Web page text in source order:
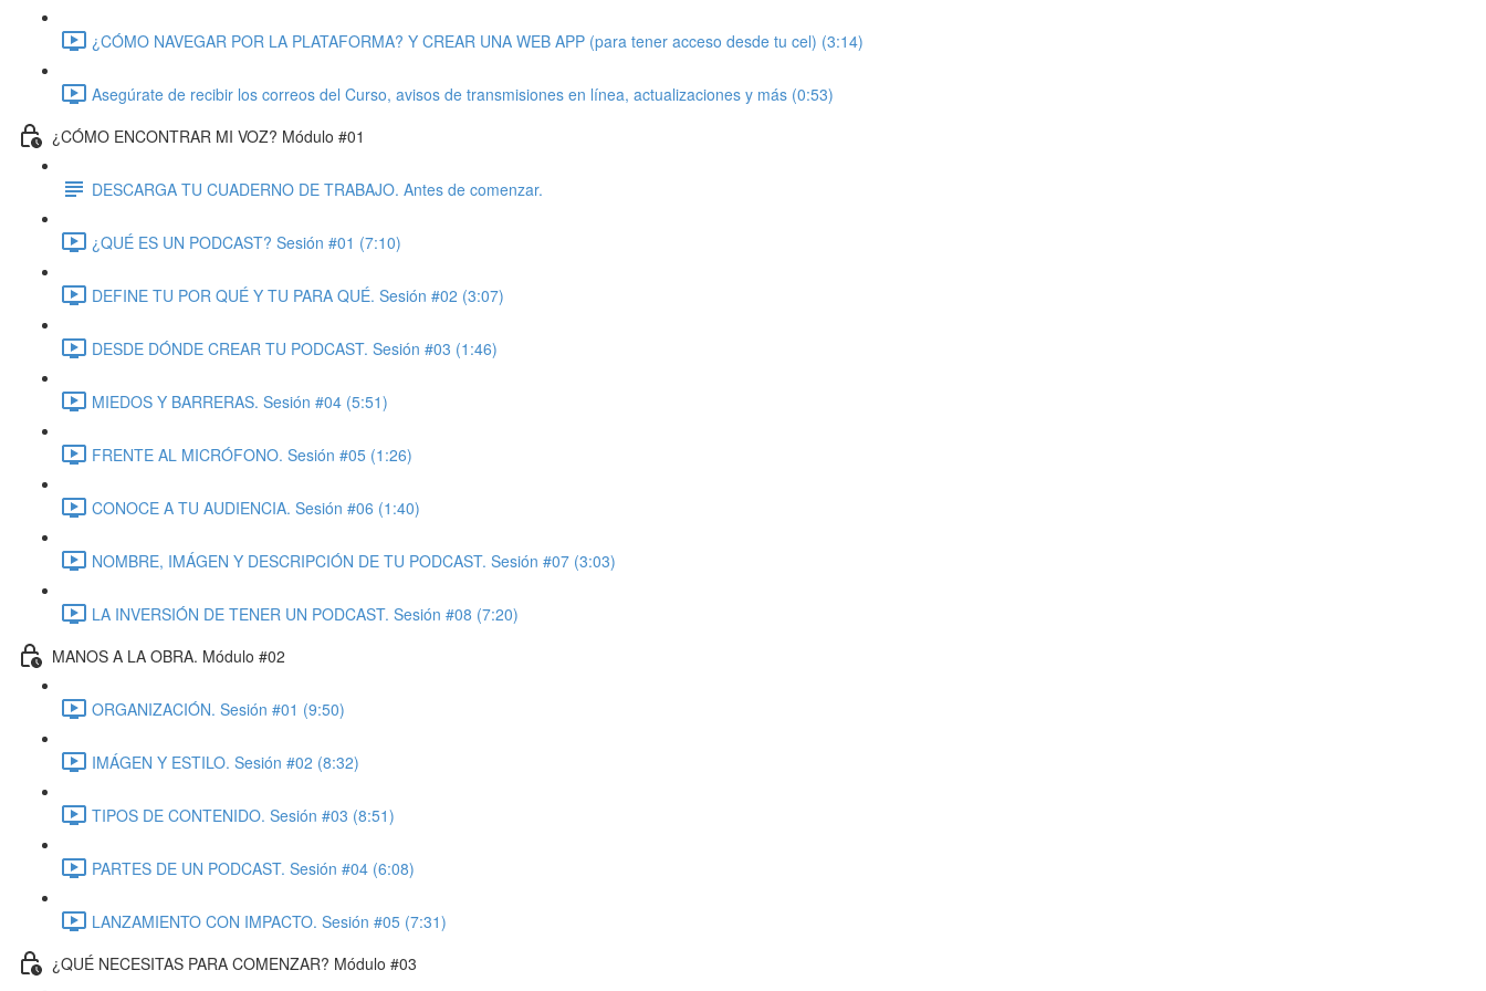
¿CÓMO NAVEGAR POR LA PLATAFORMA? Y CREAR UNA WEB APP (para tener acceso desde tu cel) (3:14)
Asegúrate de recibir los correos del Curso, avisos de transmisiones en línea, actualizaciones y más (0:53)
¿CÓMO ENCONTRAR MI VOZ? Módulo #01
DESCARGA TU CUADERNO DE TRABAJO. Antes de comenzar.
¿QUÉ ES UN PODCAST? Sesión #01 (7:10)
DEFINE TU POR QUÉ Y TU PARA QUÉ. Sesión #02 (3:07)
DESDE DÓNDE CREAR TU PODCAST. Sesión #03 (1:46)
MIEDOS Y BARRERAS. Sesión #04 (5:51)
FRENTE AL MICRÓFONO. Sesión #05 (1:26)
CONOCE A TU AUDIENCIA. Sesión #06 (1:40)
NOMBRE, IMÁGEN Y DESCRIPCIÓN DE TU PODCAST. Sesión #07 (3:03)
LA INVERSIÓN DE TENER UN PODCAST. Sesión #08 (7:20)
MANOS A LA OBRA. Módulo #02
ORGANIZACIÓN. Sesión #01 (9:50)
IMÁGEN Y ESTILO. Sesión #02 (8:32)
TIPOS DE CONTENIDO. Sesión #03 (8:51)
PARTES DE UN PODCAST. Sesión #04 (6:08)
LANZAMIENTO CON IMPACTO. Sesión #05 (7:31)
¿QUÉ NECESITAS PARA COMENZAR? Módulo #03